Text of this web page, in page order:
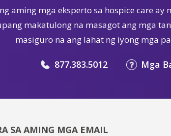
aming mga eksperto sa hospice care
makatulong na masagot ang mga
masiguro na ang lahat ng iyong mga
877.383.5012 Mga
SA AMING MGA EMAIL